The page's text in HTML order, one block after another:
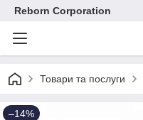
Reborn Corporation
Товари та послуги
–14%